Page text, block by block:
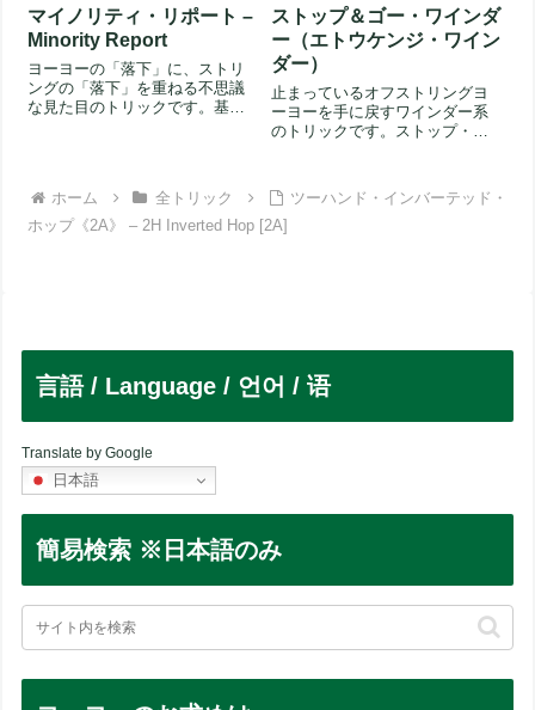
マイノリティ・リポート –
Minority Report
ヨーヨーの「落下」に、ストリ
ングの「落下」を重ねる不思議
な見た目のトリックです。基本
ストップ＆ゴー・ワインダ
ー（エトウケンジ・ワイン
ダー）
止まっているオフストリングヨ
ーヨーを手に戻すワインダー系
のトリックです。ストップ・ア
ホーム
全トリック
ツーハンド・インバーテッド・
ホップ《2A》 – 2H Inverted Hop [2A]
言語 / Language / 언어 / 语
Translate by Google
日本語
簡易検索 ※日本語のみ